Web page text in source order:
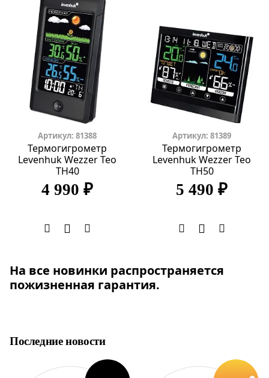
Артикул: 81388
Термогигрометр
Levenhuk Wezzer Teo
TH40
4 990 ₽
Артикул: 81389
Термогигрометр
Levenhuk Wezzer Teo
TH50
5 490 ₽
На все новинки распространяется
пожизненная гарантия.
Последние новости